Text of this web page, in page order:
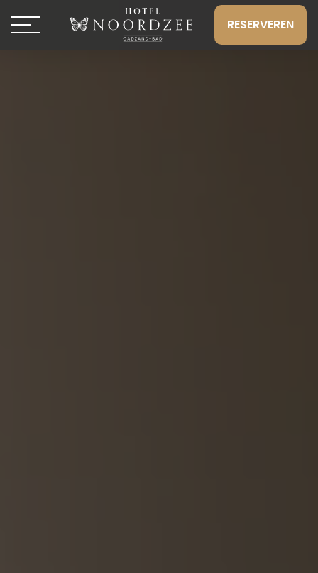
Toggle navigation
RESERVEREN